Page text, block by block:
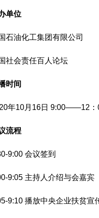
位
油化工集团有限公司
会责任百人论坛
间
10月16日 9:00——12：
程
会议签到
主持人介绍与会嘉宾
播放中央企业扶贫宣